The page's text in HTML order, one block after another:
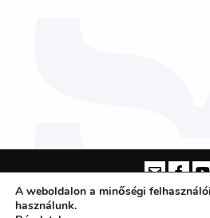
Somogyi Károly Városi és
A weboldalon a minőségi
használunk.